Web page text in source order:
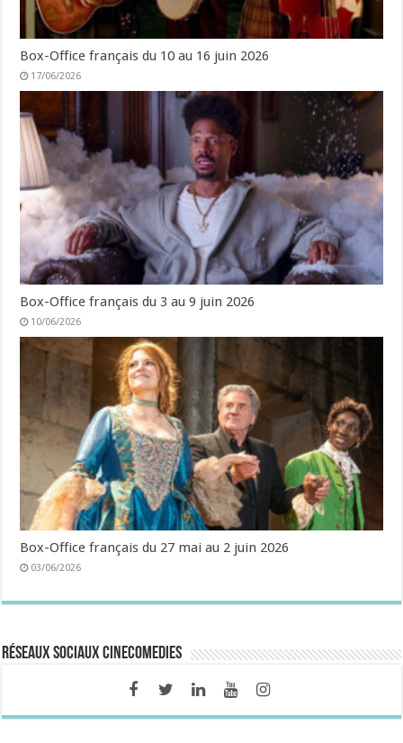
Box-Office français du 10 au 16 juin 2026
17/06/2026
Box-Office français du 3 au 9 juin 2026
10/06/2026
Box-Office français du 27 mai au 2 juin 2026
03/06/2026
Réseaux sociaux CineComedies